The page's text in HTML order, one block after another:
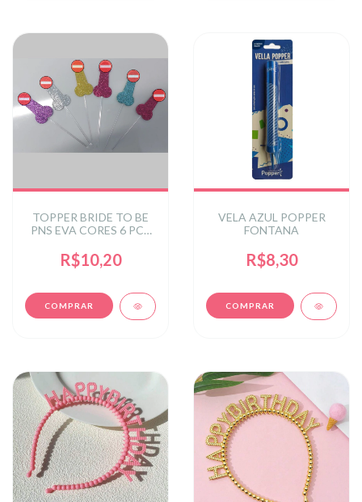
TOPPER BRIDE TO BE
PNS EVA CORES 6 PCS
R$10,20
VELA AZUL POPPER
FONTANA
R$8,30